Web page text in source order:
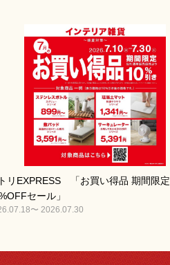
リEXPRESS 「お買い得品 期間限定
セール」
〜 2026.07.30